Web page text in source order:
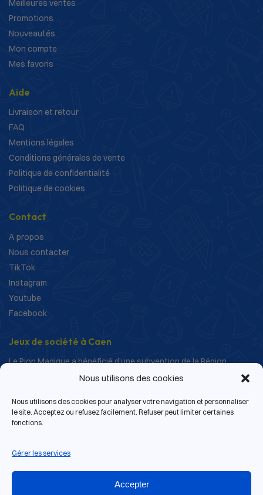
Nous utilisons des cookies
Nous utilisons des cookies pour analyser votre navigation et personnaliser
le site. Acceptez ou refusez facilement. Refuser peut limiter certaines
fonctions.
Gérer les services
Accepter
Meilleures ventes
Promotions
Nouveautés
Mon compte
Mes favoris
Aide
Livraison et retour
FAQ
Mentions légales
Conditions générales de vente
Politique de confidentialité
Politique de cookies
Contact
A propos
Nous contacter
TikTok
Instagram
Youtube
Facebook
Jeux de société à Caen
Le Pion Magique a bénéficié d’une subvention de la Région
Normandie dans le cadre de ses actions de structuration et de